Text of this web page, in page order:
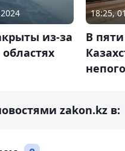
из-за
18:25,
В
zakon.kz в: